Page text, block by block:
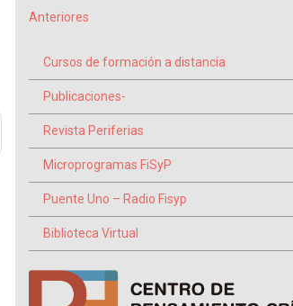
Anteriores
Cursos de formación a distancia
Publicaciones-
Revista Periferias
Microprogramas FiSyP
Puente Uno – Radio Fisyp
Biblioteca Virtual